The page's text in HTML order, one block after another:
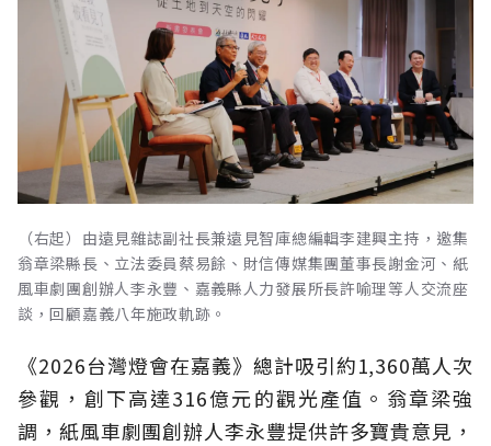
（右起）由遠見雜誌副社長兼遠見智庫總編輯李建興主持，邀集
翁章梁縣長、立法委員蔡易餘、財信傳媒集團董事長謝金河、紙
風車劇團創辦人李永豐、嘉義縣人力發展所長許喻理等人交流座
談，回顧嘉義八年施政軌跡。
《2026台灣燈會在嘉義》總計吸引約1,360萬人次
參觀，創下高達316億元的觀光產值。翁章梁強
調，紙風車劇團創辦人李永豐提供許多寶貴意見，